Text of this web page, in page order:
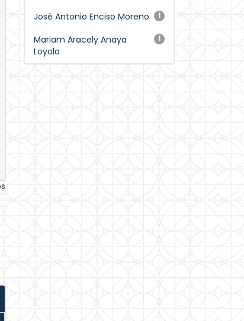
1
José Antonio Enciso Moreno
1
Mariam Aracely Anaya
Loyola